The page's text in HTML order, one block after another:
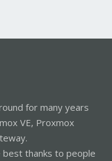
for many years
VE, Proxmox
best thanks to people